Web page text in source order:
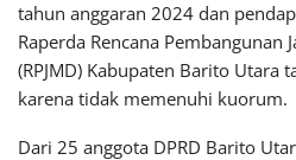
tahun anggaran 2024 dan
Raperda Rencana Pembangunan
(RPJMD) Kabupaten Barito
karena tidak memenuhi kuorum.
Dari 25 anggota DPRD Barito